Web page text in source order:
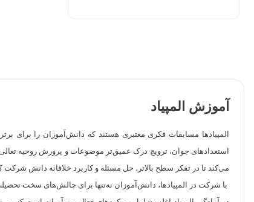
آموزش المپیاد
المپیادها مسابقات فکری معتبری هستند که دانش‌آموزان را
استعدادهای جوان، ترویج درک عمیق‌تر موضوعات و پرورش روحیه
می‌کند تا در تفکر سطح بالاتر، حل مسئله و کاربرد خلاقانه دانش شرکت
با شرکت در المپیادها، دانش‌آموزان نه‌تنها برای چالش‌های سخت